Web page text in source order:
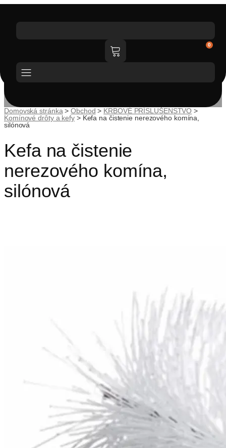
0
Domovská stránka >Obchod > KRBOVÉ PRÍSLUŠENSTVO >
Komínové drôty a kefy> Kefa na čistenie nerezového komína,
silónová
Kefa na čistenie
nerezového komína,
silónová